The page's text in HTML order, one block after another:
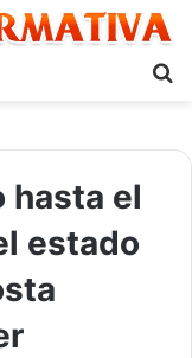
hasta el
estado